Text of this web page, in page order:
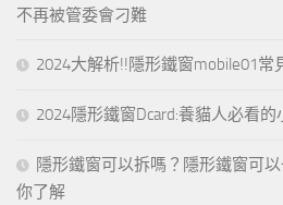
不再被管委會刁難
2024大解析!!隱形鐵窗mobile01常
2024隱形鐵窗Dcard:養貓人必看的
隱形鐵窗可以拆嗎？隱形鐵窗可
你了解